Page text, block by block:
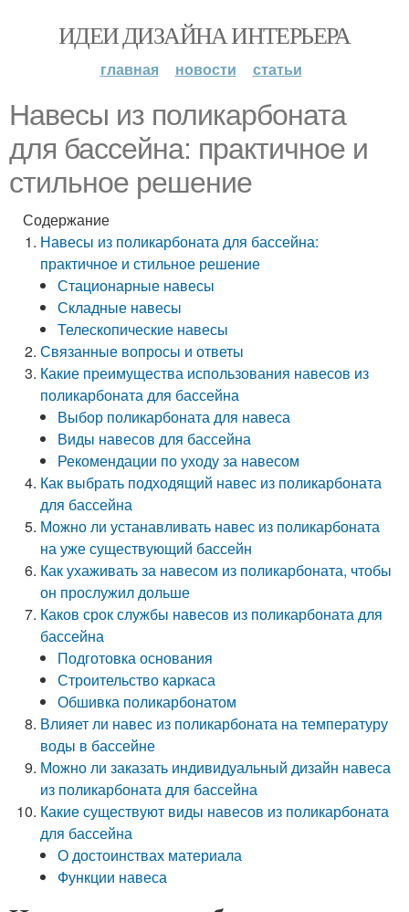
ИДЕИ ДИЗАЙНА ИНТЕРЬЕРА
главная новости статьи
Навесы из поликарбоната
для бассейна: практичное и
стильное решение
Содержание
Навесы из поликарбоната для бассейна:
практичное и стильное решение
Стационарные навесы
Складные навесы
Телескопические навесы
Связанные вопросы и ответы
Какие преимущества использования навесов из
поликарбоната для бассейна
Выбор поликарбоната для навеса
Виды навесов для бассейна
Рекомендации по уходу за навесом
Как выбрать подходящий навес из поликарбоната
для бассейна
Можно ли устанавливать навес из поликарбоната
на уже существующий бассейн
Как ухаживать за навесом из поликарбоната, чтобы
он прослужил дольше
Каков срок службы навесов из поликарбоната для
бассейна
Подготовка основания
Строительство каркаса
Обшивка поликарбонатом
Влияет ли навес из поликарбоната на температуру
воды в бассейне
Можно ли заказать индивидуальный дизайн навеса
из поликарбоната для бассейна
Какие существуют виды навесов из поликарбоната
для бассейна
О достоинствах материала
Функции навеса